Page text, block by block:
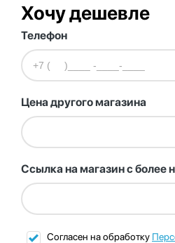
Хочу дешевле
Телефон
Цена другого магазина
Ссылка на магазин с более
Согласен на обработку